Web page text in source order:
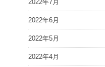
2022年7月
2022年6月
2022年5月
2022年4月